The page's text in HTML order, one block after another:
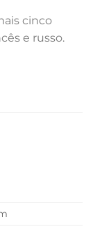
cinco
e russo.